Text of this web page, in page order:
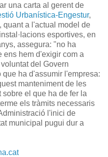
una carta al gerent de
Urbanística-Engestur,
a l'actual model de
esportives, en
assegura: "no ha
ens hem d'exigir com a
del Govern
ha d'assumir l'empresa:
manteniment de les
el que ha de fer la
els tràmits necessaris
l'inici de
municipal pugui dur a